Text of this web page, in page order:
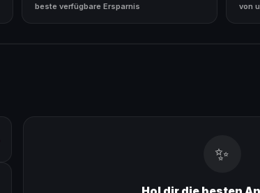
beste verfügbare Ersparnis von
✨